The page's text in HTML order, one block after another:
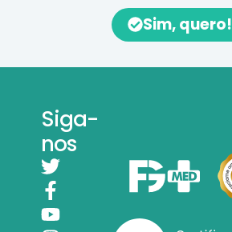
Sim, quero!
Siga-
nos